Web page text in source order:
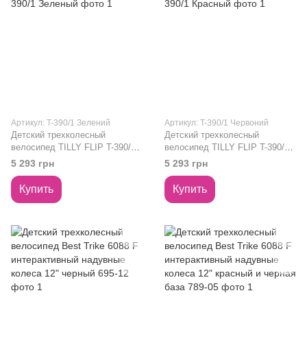
Артикул: T-390/1 Зелений
Детский трехколесный
велосипед TILLY FLIP T-390/1
Зеленый
5 293 грн
Купить
Артикул: T-390/1 Червоний
Детский трехколесный
велосипед TILLY FLIP T-390/1
Красный
5 293 грн
Купить